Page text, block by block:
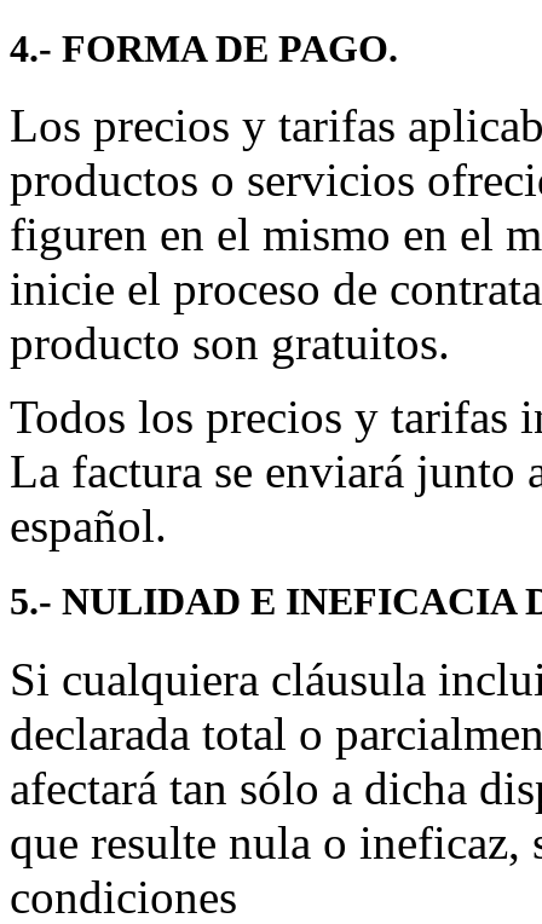
4.- FORMA DE PAGO.
Los precios y tarifas
productos o servicios
figuren en el mismo en el
inicie el proceso de
producto son gratuitos.
Todos los precios y tarifas
La factura se enviará junto
español.
5.- NULIDAD E INEFICACIA
Si cualquiera cláusula
declarada total o
afectará tan sólo a dicha
que resulte nula o ineficaz,
condiciones